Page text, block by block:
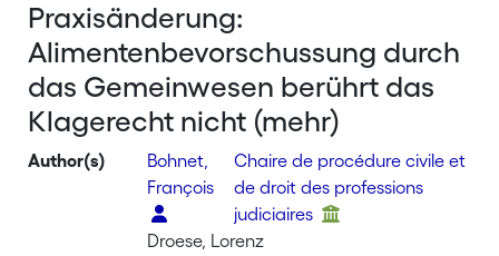
Praxisänderung:
Alimentenbevorschussung durch
das Gemeinwesen berührt das
Klagerecht nicht (mehr)
Author(s)
Bohnet,
François
Chaire de procédure civile et
de droit des professions
judiciaires
Droese, Lorenz